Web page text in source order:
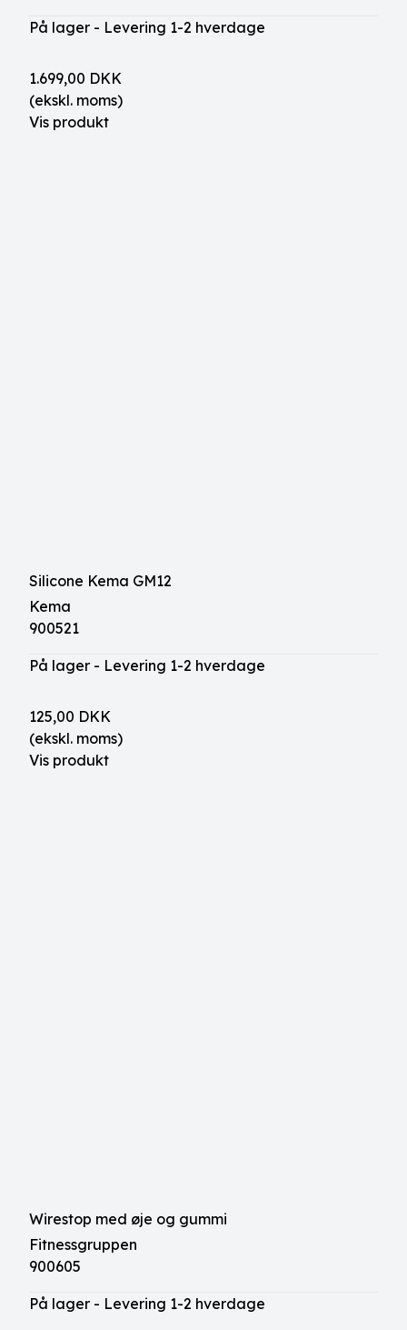
På lager - Levering 1-2 hverdage
1.699,00 DKK
(ekskl. moms)
Vis produkt
Silicone Kema GM12
Kema
900521
På lager - Levering 1-2 hverdage
125,00 DKK
(ekskl. moms)
Vis produkt
Wirestop med øje og gummi
Fitnessgruppen
900605
På lager - Levering 1-2 hverdage